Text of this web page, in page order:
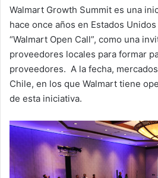
Walmart Growth Summit es una
hace once años en Estados
“Walmart Open Call”, como una
proveedores locales para formar
proveedores. A la fecha,
Chile, en los que Walmart tiene
de esta iniciativa.